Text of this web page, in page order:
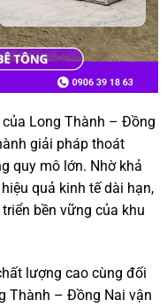
Long Thành – Đồng
giải pháp thoát
quy mô lớn. Nhờ khả
quả kinh tế dài hạn,
bền vững của khu
lượng cao cùng đối
Thành – Đồng Nai vận